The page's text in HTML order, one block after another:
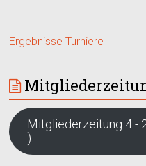
Ergebnisse Turniere
Mitgliederzeitung 4 -
)